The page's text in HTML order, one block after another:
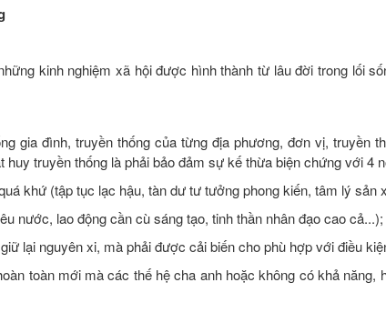
kinh nghiệm xã hội được hình thành từ lâu đời trong lối
gia đình, truyền thống của từng địa phương, đơn vị, truyền
truyền thống là phải bảo đảm sự kế thừa biện chứng với 4
khứ (tập tục lạc hậu, tàn dư tư tưởng phong kiến, tâm lý sản
nước, lao động cần cù sáng tạo, tinh thần nhân đạo cao cả...);
lại nguyên xi, mà phải được cải biến cho phù hợp với điều
toàn mới mà các thế hệ cha anh hoặc không có khả năng,